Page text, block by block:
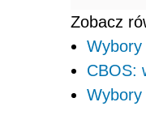
Zobacz
CBOS: